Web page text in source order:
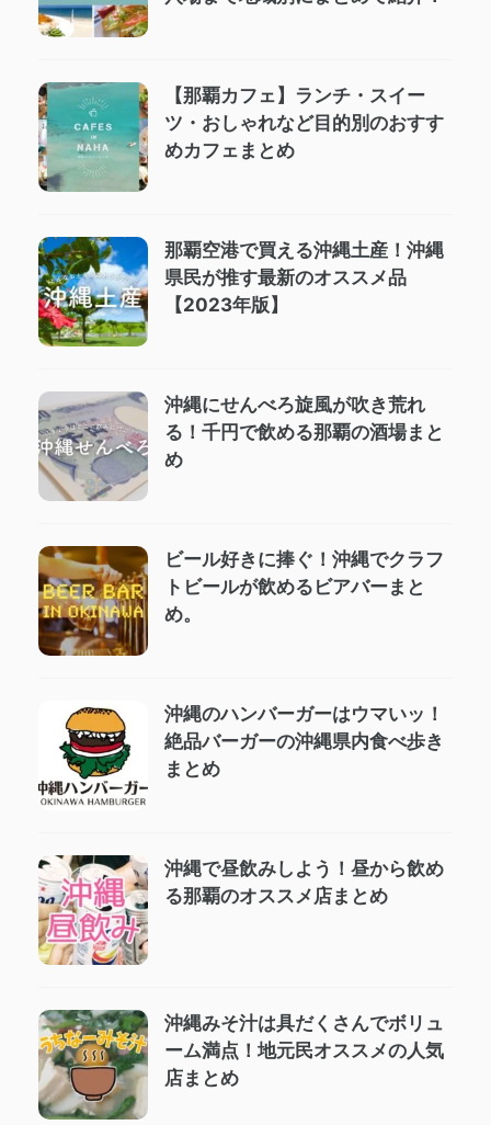
【那覇カフェ】ランチ・スイー
ツ・おしゃれなど目的別のおすす
めカフェまとめ
那覇空港で買える沖縄土産！沖縄
県民が推す最新のオススメ品
【2023年版】
沖縄にせんべろ旋風が吹き荒れ
る！千円で飲める那覇の酒場まと
め
ビール好きに捧ぐ！沖縄でクラフ
トビールが飲めるビアバーまと
め。
沖縄のハンバーガーはウマいッ！
絶品バーガーの沖縄県内食べ歩き
まとめ
沖縄で昼飲みしよう！昼から飲め
る那覇のオススメ店まとめ
沖縄みそ汁は具だくさんでボリュ
ーム満点！地元民オススメの人気
店まとめ